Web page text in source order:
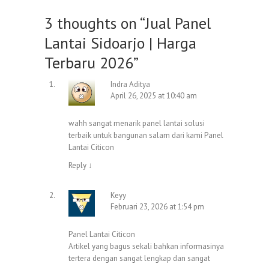
3 thoughts on “Jual Panel
Lantai Sidoarjo | Harga
Terbaru 2026”
Indra Aditya
April 26, 2025 at 10:40 am
wahh sangat menarik panel lantai solusi
terbaik untuk bangunan salam dari kami Panel
Lantai Citicon
Reply ↓
Keyy
Februari 23, 2026 at 1:54 pm
Panel Lantai Citicon
Artikel yang bagus sekali bahkan informasinya
tertera dengan sangat lengkap dan sangat